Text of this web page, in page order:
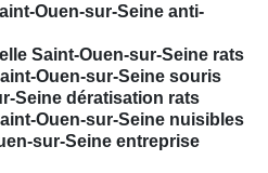
Ouen-sur-Seine anti-
Saint-Ouen-sur-Seine rats
Ouen-sur-Seine souris
Seine dératisation rats
Ouen-sur-Seine nuisibles
sur-Seine entreprise